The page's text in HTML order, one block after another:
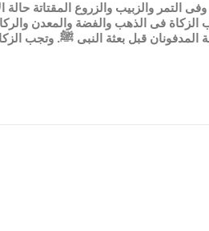
التمر والزبيب والزروع المقتاتة حالة
فى الذهب والفضة والمعدن
المدفونان قبل بعثة النبى ﷺ. وتجب